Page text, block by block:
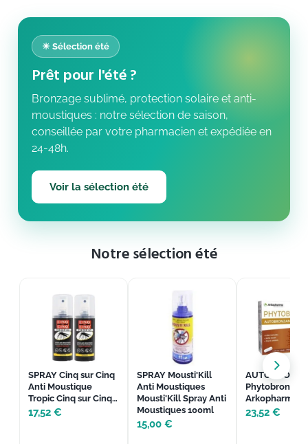
☀ Sélection été
Prêt pour l'été ?
Bronzage sublimé, protection solaire et anti-
moustiques : notre sélection de saison,
conseillée par votre pharmacien et expédiée en
24-48h.
Voir la sélection été
Notre sélection été
SPRAY Cinq sur Cinq
Anti Moustique
Tropic Cinq sur Cinq…
17,52 €
SPRAY Mousti'Kill
Anti Moustiques
Mousti'Kill Spray Anti
Moustiques 100ml
15,00 €
Phytobronz
Arkopharma
23,52 €